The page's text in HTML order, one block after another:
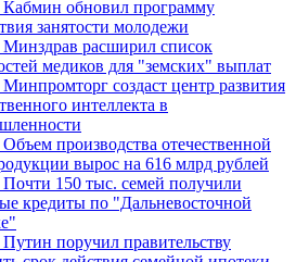
обновил программу
занятости молодежи
расширил список
медиков для "земских" выплат
создаст центр развития
интеллекта в
производства отечественной
вырос на 616 млрд рублей
150 тыс. семей получили
кредиты по "Дальневосточной
поручил правительству